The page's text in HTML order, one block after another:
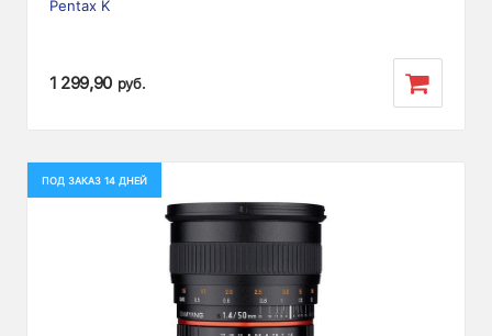
Pentax K
1 299,90 руб.
ПОД ЗАКАЗ 14 ДНЕЙ